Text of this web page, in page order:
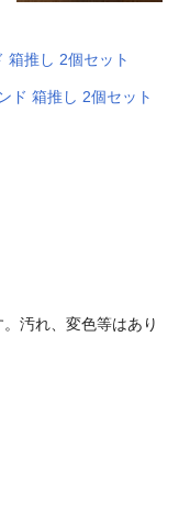
箱推し 2個セット
汚れ、変色等はあり